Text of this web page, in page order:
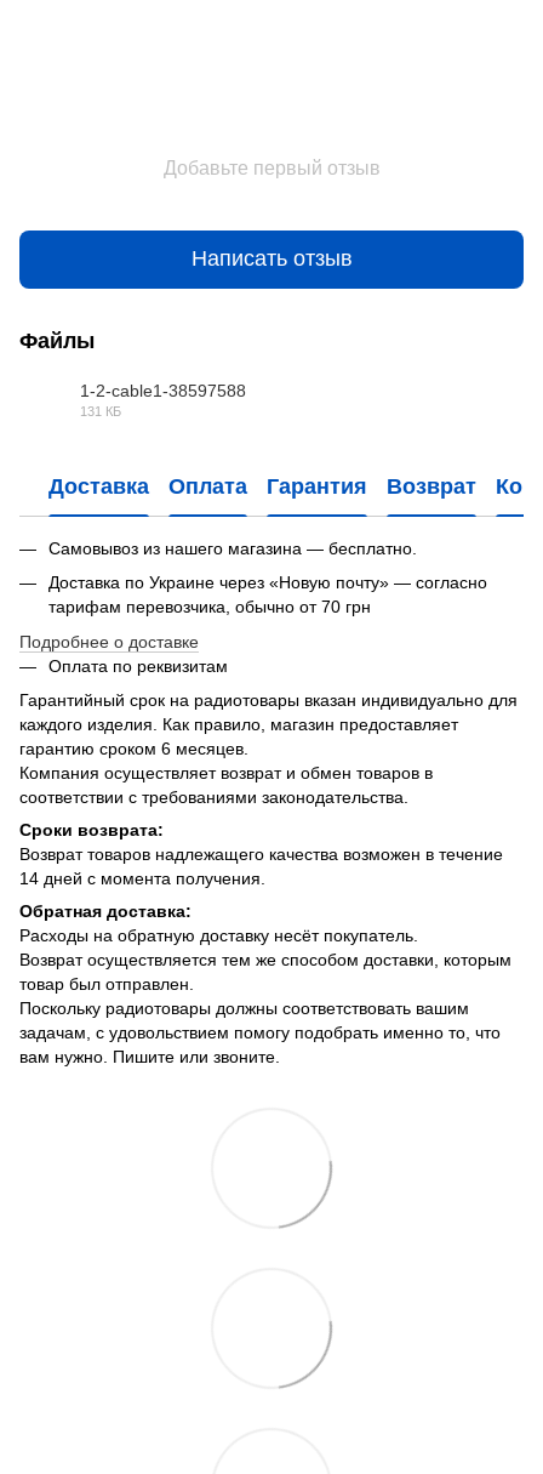
Добавьте первый отзыв
Написать отзыв
Файлы
1-2-cable1-38597588
131 КБ
Доставка Оплата Гарантия Возврат
Самовывоз из нашего магазина — бесплатно.
Доставка по Украине через «Новую почту» — согласно
тарифам перевозчика, обычно от 70 грн
Подробнее о доставке
Оплата по реквизитам
Гарантийный срок на радиотовары вказан индивидуально для
каждого изделия. Как правило, магазин предоставляет
гарантию сроком 6 месяцев.
Компания осуществляет возврат и обмен товаров в
соответствии с требованиями законодательства.
Сроки возврата:
Возврат товаров надлежащего качества возможен в течение
14 дней с момента получения.
Обратная доставка:
Расходы на обратную доставку несёт покупатель.
Возврат осуществляется тем же способом доставки, которым
товар был отправлен.
Поскольку радиотовары должны соответствовать вашим
задачам, с удовольствием помогу подобрать именно то, что
вам нужно. Пишите или звоните.